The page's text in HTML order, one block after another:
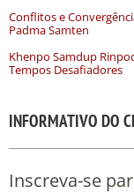
Conflitos e
Padma Samten
Khenpo Samdup
Tempos Desafiadores
INFORMATIVO DO
Inscreva-se